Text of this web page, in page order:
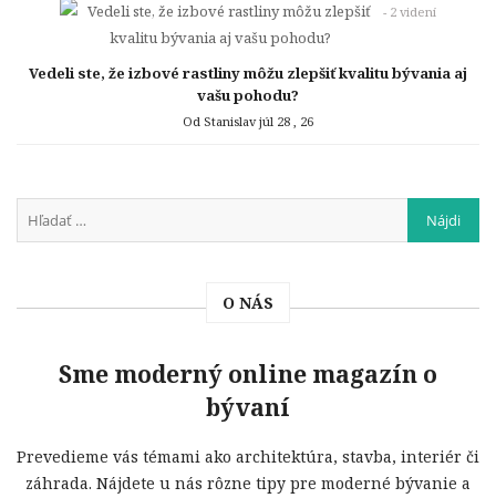
- 2 videní
Vedeli ste, že izbové rastliny môžu zlepšiť kvalitu bývania aj
vašu pohodu?
Od Stanislavjúl 28 , 26
O NÁS
Sme moderný online magazín o
bývaní
Prevedieme vás témami ako architektúra, stavba, interiér či
záhrada. Nájdete u nás rôzne tipy pre moderné bývanie a